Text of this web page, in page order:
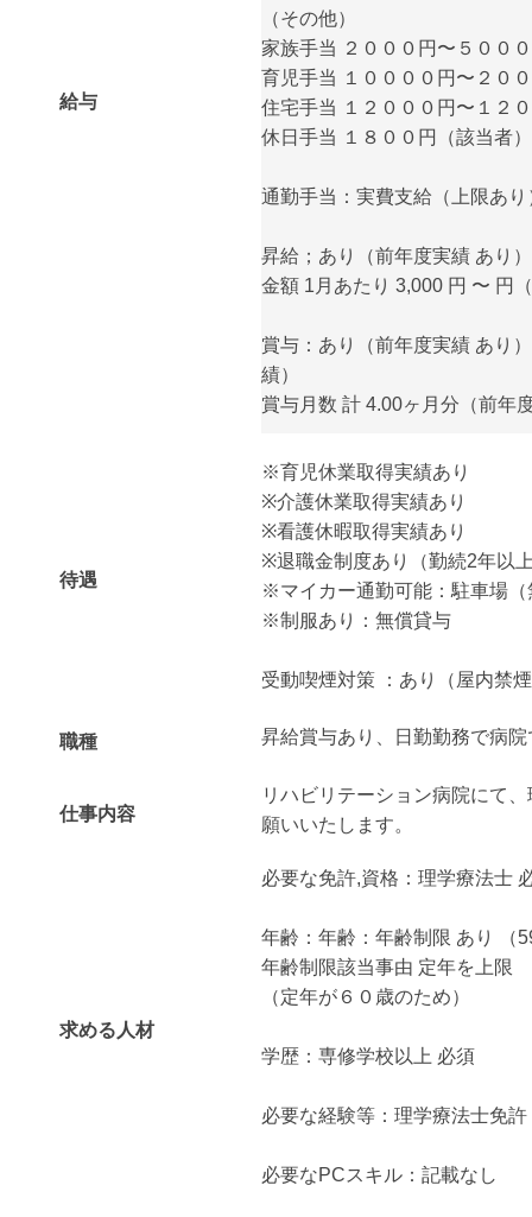
給与
（その他）
家族手当 ２０００円〜５００
育児手当 １００００円〜２０
住宅手当 １２０００円〜１２
休日手当 １８００円（該当者）
通勤手当：実費支給（上限あ
昇給；あり（前年度実績 あり）
金額 1月あたり 3,000 円 〜 円
賞与：あり（前年度実績 あり
績）
賞与月数 計 4.00ヶ月分（前年
待遇
※育児休業取得実績あり
※介護休業取得実績あり
※看護休暇取得実績あり
※退職金制度あり（勤続2年以
※マイカー通勤可能：駐車場（
※制服あり：無償貸与
受動喫煙対策 ：あり（屋内禁
職種 昇給賞与あり、日勤勤務で病
仕事内容
リハビリテーション病院にて
願いいたします。
求める人材
必要な免許,資格：理学療法士
年齢：年齢：年齢制限 あり （
年齢制限該当事由 定年を上限
（定年が６０歳のため）
学歴：専修学校以上 必須
必要な経験等：理学療法士免許
必要なPCスキル：記載なし